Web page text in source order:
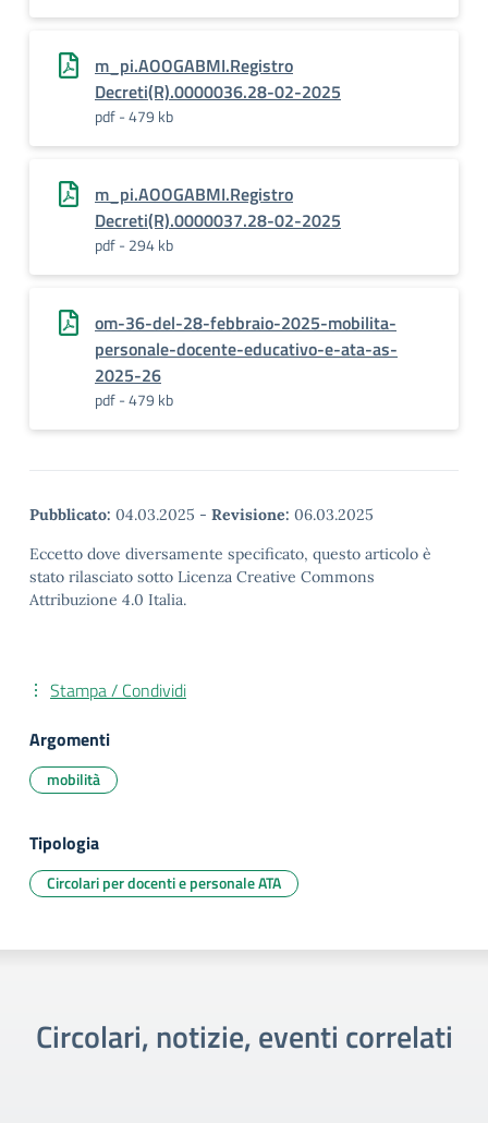
m_pi.AOOGABMI.Registro
Decreti(R).0000036.28-02-2025
pdf - 479 kb
m_pi.AOOGABMI.Registro
Decreti(R).0000037.28-02-2025
pdf - 294 kb
om-36-del-28-febbraio-2025-mobilita-
personale-docente-educativo-e-ata-as-
2025-26
pdf - 479 kb
Pubblicato: 04.03.2025 - Revisione: 06.03.2025
Eccetto dove diversamente specificato, questo articolo è
stato rilasciato sotto Licenza Creative Commons
Attribuzione 4.0 Italia.
Stampa / Condividi
Argomenti
mobilità
Tipologia
Circolari per docenti e personale ATA
Circolari, notizie, eventi correlati